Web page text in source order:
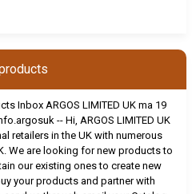
Inbox ARGOS LIMITED UK ma 19
-- Hi, ARGOS LIMITED UK
retailers in the UK with numerous
We are looking for new products to
our existing ones to create new
your products and partner with